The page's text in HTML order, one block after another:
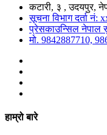
कटारी, ३ , उदयपुर,
सूचना विभाग दर्ता नं:
प्रेसकाउन्सिल नेपाल
मो. 9842887710,
हाम्रो बारे